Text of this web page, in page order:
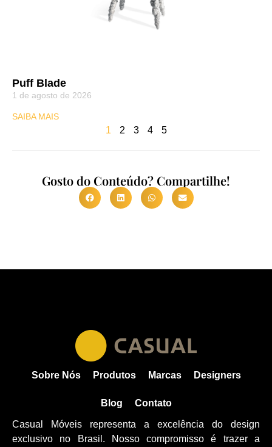
Puff Blade
1 de agosto de 2026
SAIBA MAIS
1 2 3 4 5
Gosto do Conteúdo? Compartilhe!
Sobre Nós Produtos Marcas Designers
Blog Contato
Casual Móveis representa a excelência do design
exclusivo no Brasil. Nosso compromisso é trazer a